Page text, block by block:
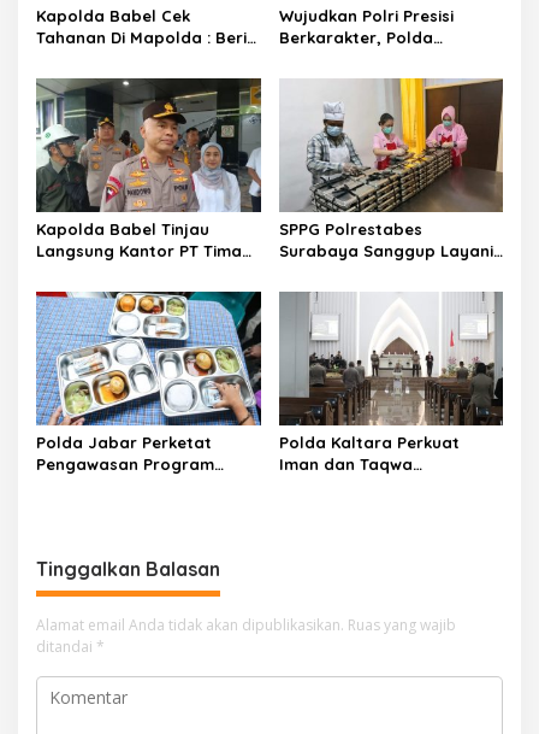
Kapolda Babel Cek
Tahanan Di Mapolda : Beri
Makan Siang
Wujudkan Polri Presisi
Berkarakter, Polda
Rohani Bersama Kapolda 9
October 2025
Kapolda Babel Tinjau
Langsung Kantor PT Timah
Kemarin
SPPG Polrestabes
Surabaya Sanggup Layani
Polda Jabar Perketat
Pengawasan Program
​Polda Kaltara Perkuat
Iman dan Taqwa
Tinggalkan Balasan
Alamat email Anda tidak akan dipublikasikan. Ruas yang wajib
ditandai *